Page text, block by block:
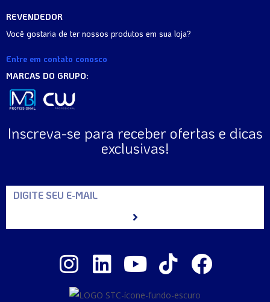
REVENDEDOR
Você gostaria de ter nossos produtos em sua loja?
Entre em contato conosco
MARCAS DO GRUPO:
Inscreva-se para receber ofertas e dicas
exclusivas!